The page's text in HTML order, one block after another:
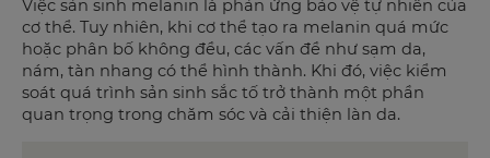
Việc sản sinh melanin là phản ứng bảo vệ tự nhiên của
cơ thể. Tuy nhiên, khi cơ thể tạo ra melanin quá mức
hoặc phân bố không đều, các vấn đề như sạm da,
nám, tàn nhang có thể hình thành. Khi đó, việc kiểm
soát quá trình sản sinh sắc tố trở thành một phần
quan trọng trong chăm sóc và cải thiện làn da.